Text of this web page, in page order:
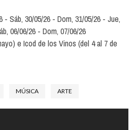
Sáb, 30/05/26 Dom, 31/05/26
Jue,
06/06/26
Dom, 07/06/26
e Icod de los Vinos (del 4 al 7 de
MÚSICA ARTE